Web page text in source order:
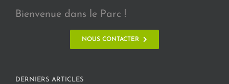
Bienvenue dans le Parc !
NOUS CONTACTER
DERNIERS ARTICLES